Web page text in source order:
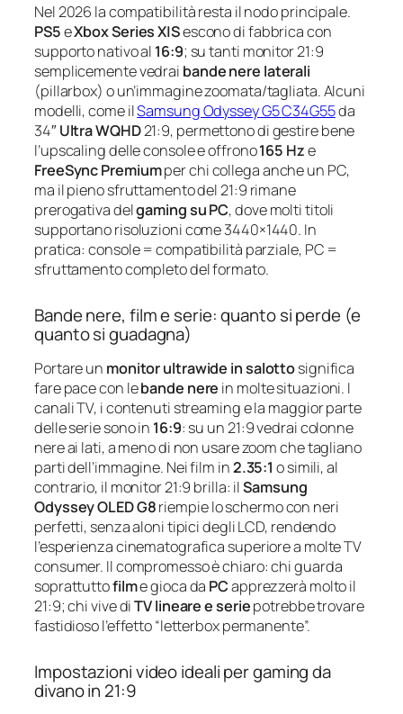
Nel 2026 la compatibilità resta il nodo principale.
PS5eXbox Series X|Sescono di fabbrica con
supporto nativo al 16:9; su tanti monitor 21:9
semplicemente vedrai bande nere laterali
(pillarbox) o un’immagine zoomata/tagliata. Alcuni
modelli, come ilSamsung Odyssey G5 C34G55da
34″Ultra WQHD21:9, permettono di gestire bene
l’upscaling delle console e offrono165 Hze
FreeSync Premiumper chi collega anche un PC,
ma il pieno sfruttamento del 21:9 rimane
prerogativa delgaming su PC, dove molti titoli
supportano risoluzioni come 3440×1440. In
pratica: console = compatibilità parziale, PC =
sfruttamento completo del formato.
Bande nere, film e serie: quanto si perde (e
quanto si guadagna)
Portare un monitor ultrawide in salottosignifica
fare pace con lebande nere in molte situazioni. I
canali TV, i contenuti streaming e la maggior parte
delle serie sono in 16:9: su un 21:9 vedrai colonne
nere ai lati, a meno di non usare zoom che tagliano
parti dell’immagine. Nei film in2.35:1 o simili, al
contrario, il monitor 21:9 brilla: ilSamsung
Odyssey OLED G8riempie lo schermo con neri
perfetti, senza aloni tipici degli LCD, rendendo
l’esperienza cinematografica superiore a molte TV
consumer. Il compromesso è chiaro: chi guarda
soprattuttofilme gioca da PCapprezzerà molto il
21:9; chi vive diTV lineare e seriepotrebbe trovare
fastidioso l’effetto “letterbox permanente”.
Impostazioni video ideali per gaming da
divano in 21:9